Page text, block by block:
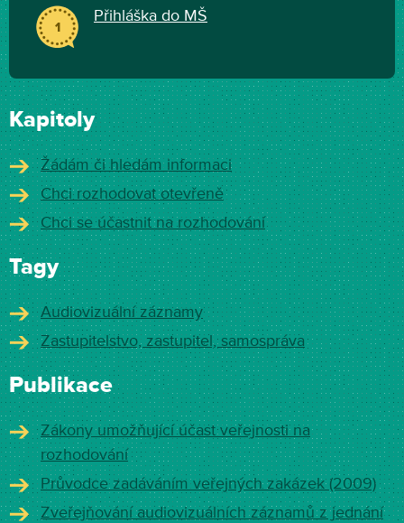
1
Přihláška do MŠ
Kapitoly
Žádám či hledám informaci
Chci rozhodovat otevřeně
Chci se účastnit na rozhodování
Tagy
Audiovizuální záznamy
Zastupitelstvo, zastupitel, samospráva
Publikace
Zákony umožňující účast veřejnosti na
rozhodování
Průvodce zadáváním veřejných zakázek (2009)
Zveřejňování audiovizuálních záznamů z jednání